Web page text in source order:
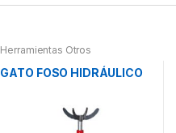
Herramientas Otros
GATO FOSO HIDRÁULICO